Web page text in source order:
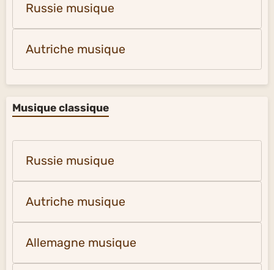
Russie musique
Autriche musique
Musique classique
Russie musique
Autriche musique
Allemagne musique